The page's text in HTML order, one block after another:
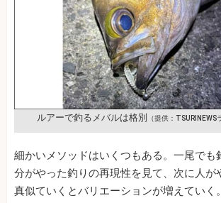
ルアーで釣るメバルは格別 （提供：TSURINEWS
細かいメソッドはいくつもある。一尾でも
分がやった釣りの再現性を見て、次に人が
真似ていくとバリエーションが増えていく